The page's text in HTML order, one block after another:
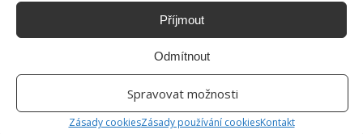
Příjmout
Odmítnout
Spravovat možnosti
Zásady cookiesZásady používání cookiesKontakt
6. Zeleň
Pro boho styl je typický interiér plný zeleně. Různé palmy,
sukulenty, velké, malé, volně stojící, závěsné květináče.
Kaktusy nebo velké zelené listy se objevují i jako dekorace